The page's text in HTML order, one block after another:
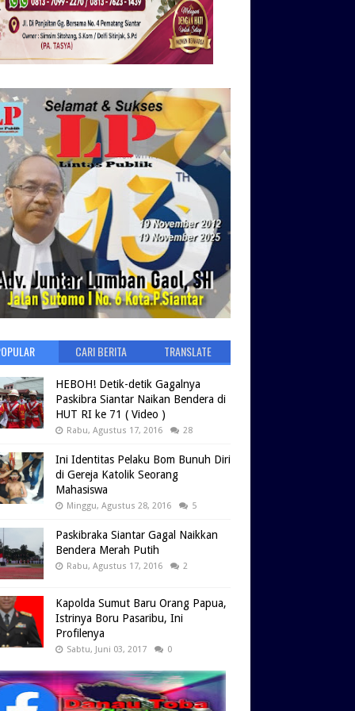
CARI BERITA TRANSLATE
HEBOH! Detik-detik Gagalnya
Paskibra Siantar Naikan Bendera di
HUT RI ke 71 ( Video )
Rabu, Agustus 17, 2016 28
Ini Identitas Pelaku Bom Bunuh Diri
di Gereja Katolik Seorang
Mahasiswa
Minggu, Agustus 28, 2016 5
Paskibraka Siantar Gagal Naikkan
Bendera Merah Putih
Rabu, Agustus 17, 2016 2
Kapolda Sumut Baru Orang Papua,
Istrinya Boru Pasaribu, Ini
Profilenya
Sabtu, Juni 03, 2017 0